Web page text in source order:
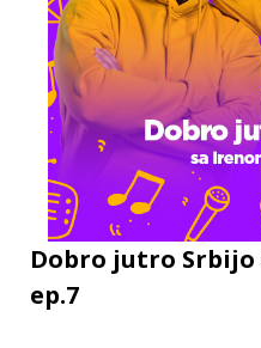
Dobro jutro
ep.7